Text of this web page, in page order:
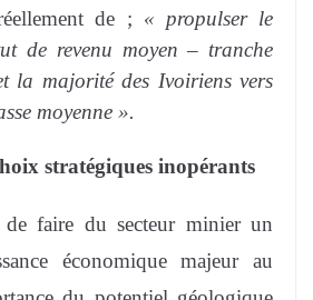
de ; « propulser le
de revenu moyen – tranche
la majorité des Ivoiriens vers
moyenne ».
stratégiques inopérants
de faire du secteur minier un
économique majeur au